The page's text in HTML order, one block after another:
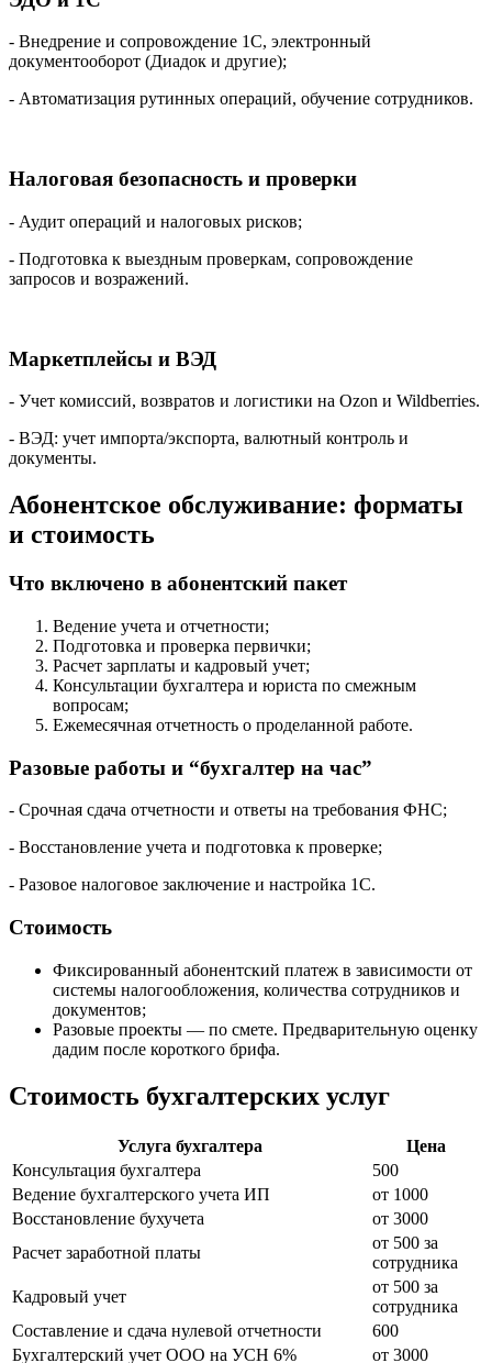
- Внедрение и сопровождение 1С, электронный
документооборот (Диадок и другие);
- Автоматизация рутинных операций, обучение сотрудников.
Налоговая безопасность и проверки
- Аудит операций и налоговых рисков;
- Подготовка к выездным проверкам, сопровождение
запросов и возражений.
Маркетплейсы и ВЭД
- Учет комиссий, возвратов и логистики на Ozon и Wildberries.
- ВЭД: учет импорта/экспорта, валютный контроль и
документы.
Абонентское обслуживание: форматы
и стоимость
Что включено в абонентский пакет
Ведение учета и отчетности;
Подготовка и проверка первички;
Расчет зарплаты и кадровый учет;
Консультации бухгалтера и юриста по смежным
вопросам;
Ежемесячная отчетность о проделанной работе.
Разовые работы и “бухгалтер на час”
- Срочная сдача отчетности и ответы на требования ФНС;
- Восстановление учета и подготовка к проверке;
- Разовое налоговое заключение и настройка 1С.
Стоимость
Фиксированный абонентский платеж в зависимости от
системы налогообложения, количества сотрудников и
документов;
Разовые проекты — по смете. Предварительную оценку
дадим после короткого брифа.
Стоимость бухгалтерских услуг
Услуга бухгалтера
Цена
Консультация бухгалтера
500
Ведение бухгалтерского учета ИП
от 1000
Восстановление бухучета
от 3000
Расчет заработной платы
от 500 за
сотрудника
Кадровый учет
от 500 за
сотрудника
Составление и сдача нулевой отчетности
600
Бухгалтерский учет ООО на УСН 6%
от 3000